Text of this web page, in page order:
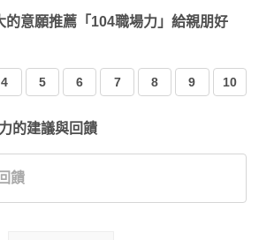
的意願推薦「104職場力」給親朋好
4 5 6 7 8 9 10
的建議與回饋